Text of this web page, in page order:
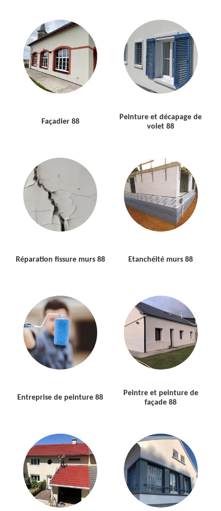
Façadier 88
Peinture et décapage de
volet 88
Réparation fissure murs 88 Etanchéité murs 88
Entreprise de peinture 88
Peintre et peinture de
façade 88